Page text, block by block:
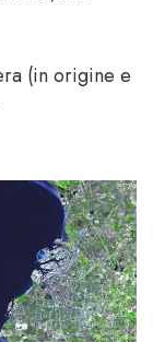
(in origine e